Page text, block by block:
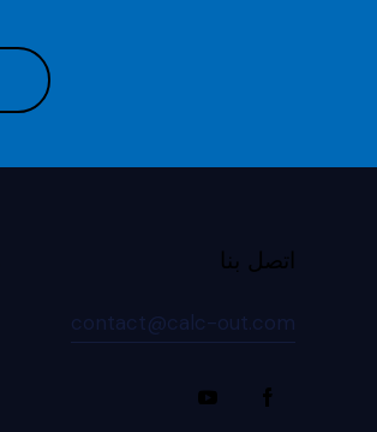
اتصل بنا
contact@calc-out.com